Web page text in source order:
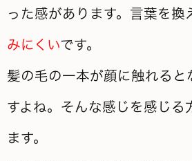
った感があります。言葉を換
みにくいです。
髪の毛の一本が顔に触れると
すよね。そんな感じを感じる
ます。